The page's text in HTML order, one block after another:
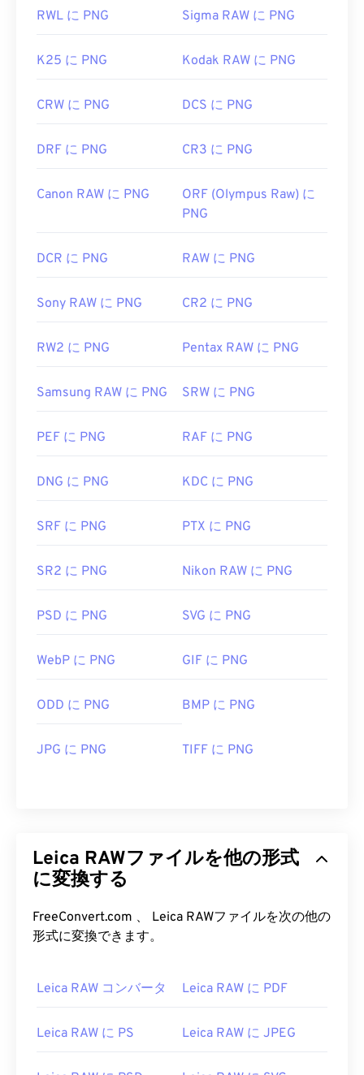
RWL に PNG Sigma RAW に PNG
K25 に PNG Kodak RAW に PNG
CRW に PNG DCS に PNG
DRF に PNG CR3 に PNG
Canon RAW に PNG
ORF (Olympus Raw) に
PNG
DCR に PNG RAW に PNG
Sony RAW に PNG CR2 に PNG
RW2 に PNG Pentax RAW に PNG
Samsung RAW に PNG SRW に PNG
PEF に PNG RAF に PNG
DNG に PNG KDC に PNG
SRF に PNG PTX に PNG
SR2 に PNG Nikon RAW に PNG
PSD に PNG SVG に PNG
WebP に PNG GIF に PNG
ODD に PNG BMP に PNG
JPG に PNG TIFF に PNG
Leica RAWファイルを他の形式
に変換する
FreeConvert.com 、 Leica RAWファイルを次の他の
形式に変換できます。
Leica RAW コンバータ Leica RAW に PDF
Leica RAW に PS Leica RAW に JPEG